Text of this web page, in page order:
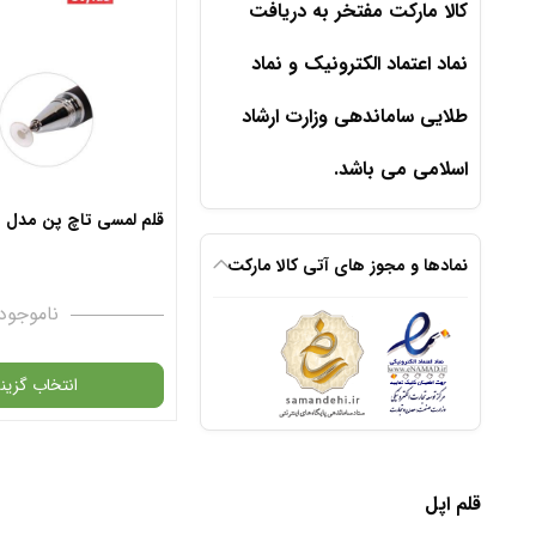
کالا مارکت مفتخر به دریافت
نماد اعتماد الکترونیک و نماد
طلایی ساماندهی وزارت ارشاد
اسلامی می باشد.
نمادها و مجوز های آتی کالا مارکت
قلم لمسی تاچ پن مدل N3
انتخاب
قلم اپل